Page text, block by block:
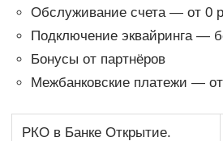
Обслуживание счета — от 0
Подключение эквайринга —
Бонусы от партнёров
Межбанковские платежи —
РКО в Банке Открытие.